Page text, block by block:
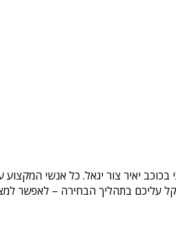
בכוכב יאיר צור יגאל. כל אנשי המקצוע
עליכם בתהליך הבחירה – לאפשר